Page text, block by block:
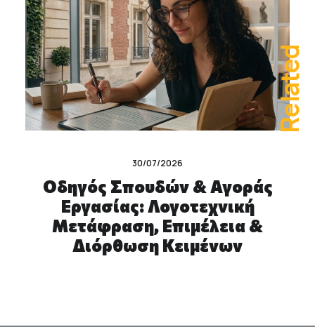
30/07/2026
Οδηγός Σπουδών & Αγοράς
Εργασίας: Λογοτεχνική
Μετάφραση, Επιμέλεια &
Διόρθωση Κειμένων
Related